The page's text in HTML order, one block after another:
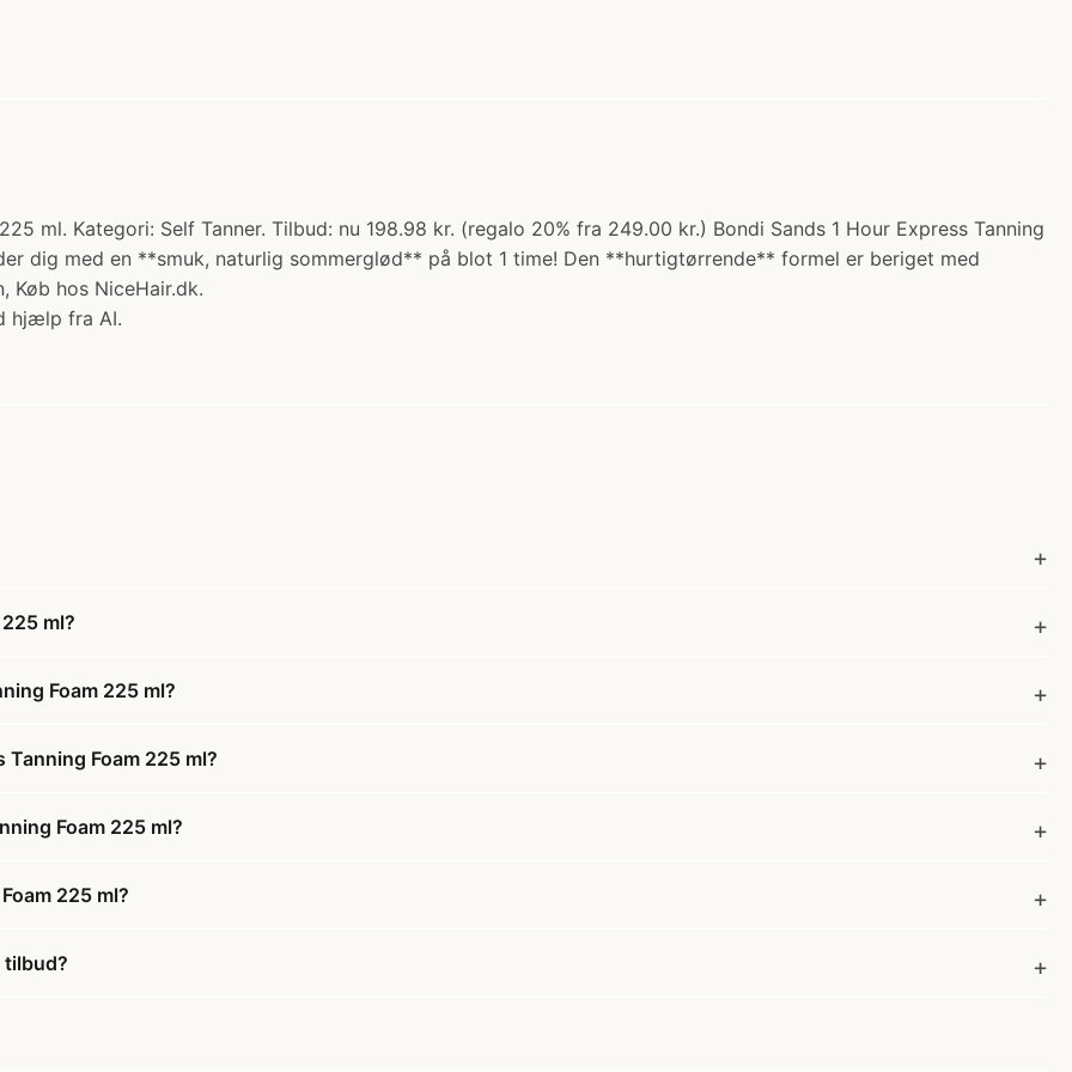
ml. Kategori: Self Tanner. Tilbud: nu 198.98 kr. (regalo 20% fra 249.00 kr.) Bondi Sands 1 Hour Express Tanning
dig med en **smuk, naturlig sommerglød** på blot 1 time! Den **hurtigtørrende** formel er beriget med
Køb hos NiceHair.dk.
hjælp fra AI.
ml?
Foam 225 ml?
Foam 225 ml?
Foam 225 ml?
225 ml?
tilbud?